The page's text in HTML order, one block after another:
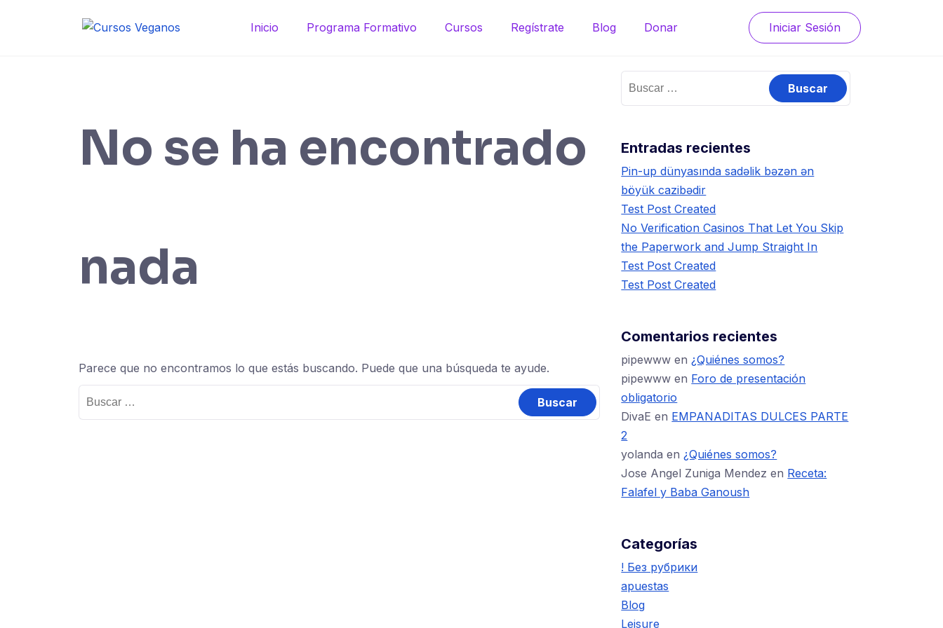
Inicio Programa Formativo Cursos Regístrate Blog Donar Iniciar Sesión
No se ha encontrado
nada
Parece que no encontramos lo que estás buscando. Puede que una búsqueda te ayude.
Entradas recientes
Pin-up dünyasında sadəlik bəzən ən
böyük cazibədir
Test Post Created
No Verification Casinos That Let You Skip
the Paperwork and Jump Straight In
Test Post Created
Test Post Created
Comentarios recientes
pipewww en¿Quiénes somos?
pipewww en Foro de presentación
obligatorio
DivaE en EMPANADITAS DULCES PARTE
2
yolanda en¿Quiénes somos?
Jose Angel Zuniga Mendez en Receta:
Falafel y Baba Ganoush
Categorías
! Без рубрики
apuestas
Blog
Leisure